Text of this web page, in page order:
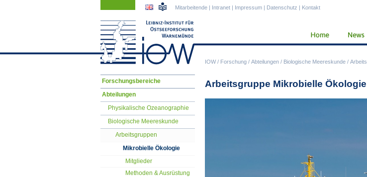
IOW/ Forschung / Abteilungen / Biologische Meereskunde /
Mitarbeitende | Intranet | Impressum | Datenschutz | Kontakt
Arbeitsgruppe Mikrobielle Ökologie
Navigation
überspringen
Forschungsbereiche
Abteilungen
Physikalische Ozeanographie
Biologische Meereskunde
Arbeitsgruppen
Mikrobielle Ökologie
Mitglieder
Methoden & Ausrüstung